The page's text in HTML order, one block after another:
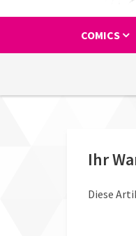
COMICS
Ihr
Diese